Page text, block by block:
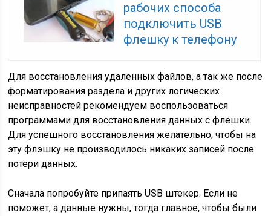
рабочих способа
подключить USB
флешку к телефону
Для восстановления удаленных файлов, а так же после
форматирования раздела и других логических
неисправностей рекомендуем воспользоваться
программами для восстановления данных с флешки.
Для успешного восстановления желательно, чтобы на
эту флэшку не производилось никаких записей после
потери данных.
Сначала попробуйте припаять USB штекер. Если не
поможет, а данные нужны, тогда главное, чтобы были